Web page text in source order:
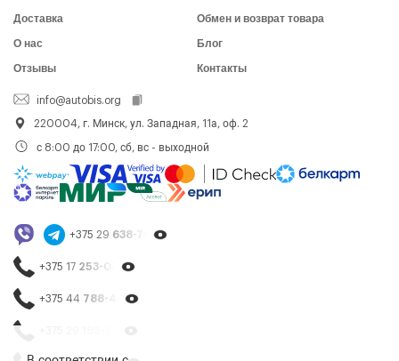
Доставка
О нас
Отзывы
Обмен и возврат товара
Блог
Контакты
info@autobis.org
220004, г. Минск, ул. Западная, 11а, оф. 2
с 8:00 до 17:00, сб, вс - выходной
+375 29 638-79-23
+375 17 253-03-26
+375 44 788-40-13